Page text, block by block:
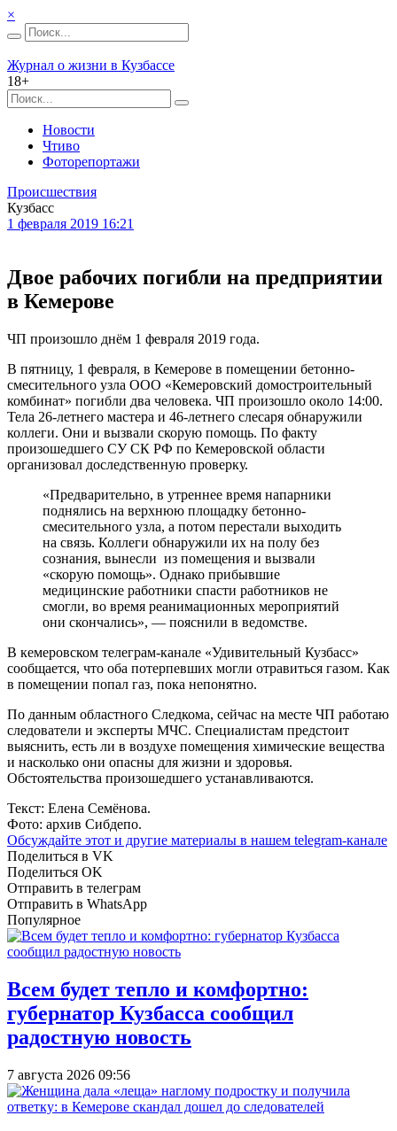
×
Журнал о жизни в Кузбассе
18+
Новости
Чтиво
Фоторепортажи
Происшествия
Кузбасс
1 февраля 2019 16:21
Двое рабочих погибли на предприятии
в Кемерове
ЧП произошло днём 1 февраля 2019 года.
В пятницу, 1 февраля, в Кемерове в помещении бетонно-
смесительного узла ООО «Кемеровский домостроительный
комбинат» погибли два человека. ЧП произошло около 14:00.
Тела 26-летнего мастера и 46-летнего слесаря обнаружили
коллеги. Они и вызвали скорую помощь. По факту
произошедшего СУ СК РФ по Кемеровской области
организовал доследственную проверку.
«Предварительно, в утреннее время напарники
поднялись на верхнюю площадку бетонно-
смесительного узла, а потом перестали выходить
на связь. Коллеги обнаружили их на полу без
сознания, вынесли из помещения и вызвали
«скорую помощь». Однако прибывшие
медицинские работники спасти работников не
смогли, во время реанимационных мероприятий
они скончались», — пояснили в ведомстве.
В кемеровском телеграм-канале «Удивительный Кузбасс»
сообщается, что оба потерпевших могли отравиться газом. Как
в помещении попал газ, пока непонятно.
По данным областного Следкома, сейчас на месте ЧП работаю
следователи и эксперты МЧС. Специалистам предстоит
выяснить, есть ли в воздухе помещения химические вещества
и насколько они опасны для жизни и здоровья.
Обстоятельства произошедшего устанавливаются.
Текст: Елена Семёнова.
Фото: архив Сибдепо.
Обсуждайте этот и другие материалы в нашем telegram-канале
Поделиться в VK
Поделиться OK
Отправить в телеграм
Отправить в WhatsApp
Популярное
Всем будет тепло и комфортно:
губернатор Кузбасса сообщил
радостную новость
7 августа 2026 09:56